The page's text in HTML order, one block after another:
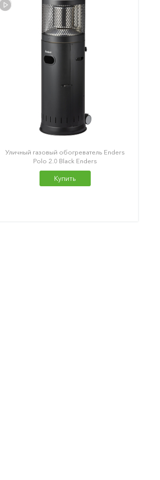
Уличный газовый обогреватель Enders
Polo 2.0 Black Enders
Купить